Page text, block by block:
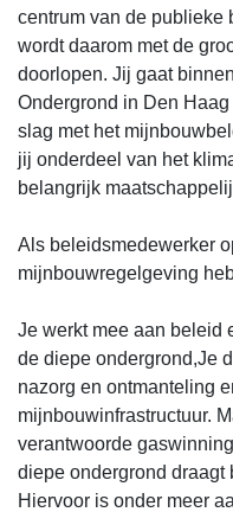
centrum van de publieke
wordt daarom met de
doorlopen. Jij gaat
Ondergrond in Den
slag met het
jij onderdeel van het
belangrijk
Als beleidsmedewerker
mijnbouwregelgeving
Je werkt mee aan beleid
de diepe ondergrond,Je
nazorg en ontmanteling
mijnbouwinfrastructuur.
verantwoorde
diepe ondergrond draagt
Hiervoor is onder meer